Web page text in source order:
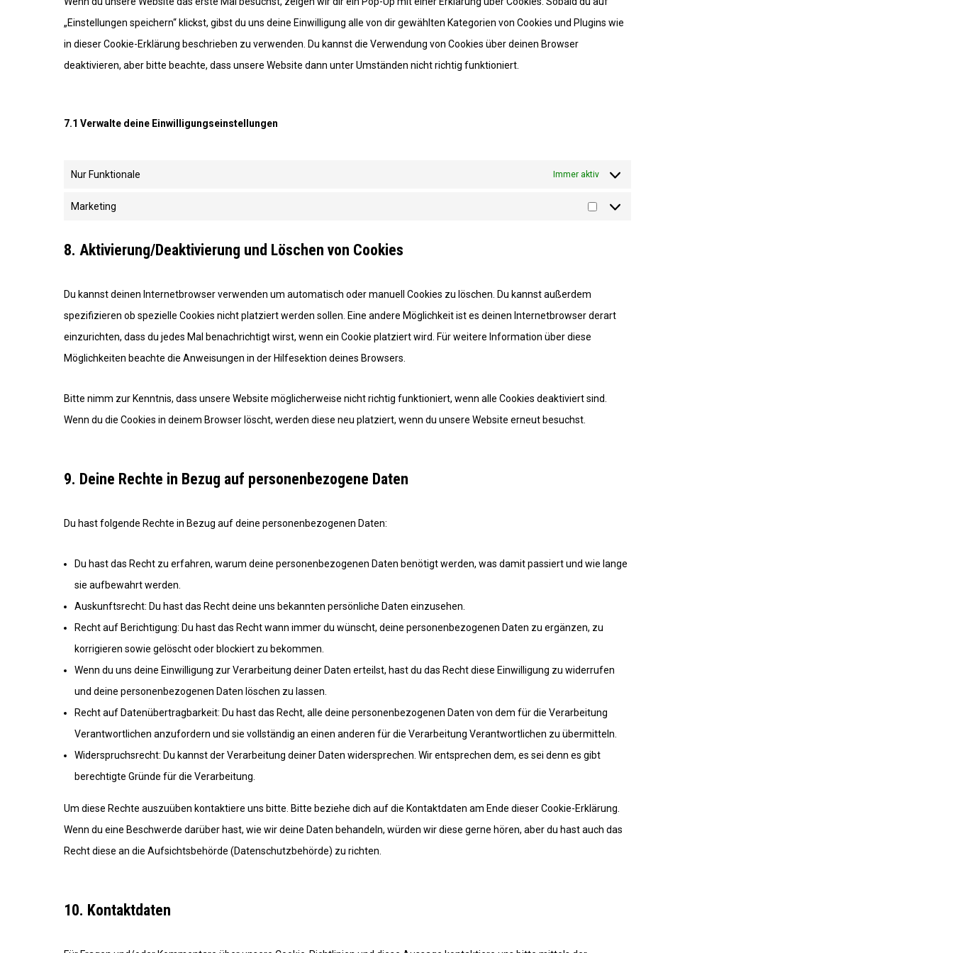
„Einstellungen speichern“ klickst, gibst du uns deine Einwilligung alle von dir gewählten Kategorien von Cookies und Plugins wie
in dieser Cookie-Erklärung beschrieben zu verwenden. Du kannst die Verwendung von Cookies über deinen Browser
deaktivieren, aber bitte beachte, dass unsere Website dann unter Umständen nicht richtig funktioniert.
7.1 Verwalte deine Einwilligungseinstellungen
Nur Funktionale Immer aktiv
Marketing
8. Aktivierung/Deaktivierung und Löschen von Cookies
Du kannst deinen Internetbrowser verwenden um automatisch oder manuell Cookies zu löschen. Du kannst außerdem
spezifizieren ob spezielle Cookies nicht platziert werden sollen. Eine andere Möglichkeit ist es deinen Internetbrowser derart
einzurichten, dass du jedes Mal benachrichtigt wirst, wenn ein Cookie platziert wird. Für weitere Information über diese
Möglichkeiten beachte die Anweisungen in der Hilfesektion deines Browsers.
Bitte nimm zur Kenntnis, dass unsere Website möglicherweise nicht richtig funktioniert, wenn alle Cookies deaktiviert sind.
Wenn du die Cookies in deinem Browser löscht, werden diese neu platziert, wenn du unsere Website erneut besuchst.
9. Deine Rechte in Bezug auf personenbezogene Daten
Du hast folgende Rechte in Bezug auf deine personenbezogenen Daten:
Du hast das Recht zu erfahren, warum deine personenbezogenen Daten benötigt werden, was damit passiert und wie lange
sie aufbewahrt werden.
Auskunftsrecht: Du hast das Recht deine uns bekannten persönliche Daten einzusehen.
Recht auf Berichtigung: Du hast das Recht wann immer du wünscht, deine personenbezogenen Daten zu ergänzen, zu
korrigieren sowie gelöscht oder blockiert zu bekommen.
Wenn du uns deine Einwilligung zur Verarbeitung deiner Daten erteilst, hast du das Recht diese Einwilligung zu widerrufen
und deine personenbezogenen Daten löschen zu lassen.
Recht auf Datenübertragbarkeit: Du hast das Recht, alle deine personenbezogenen Daten von dem für die Verarbeitung
Verantwortlichen anzufordern und sie vollständig an einen anderen für die Verarbeitung Verantwortlichen zu übermitteln.
Widerspruchsrecht: Du kannst der Verarbeitung deiner Daten widersprechen. Wir entsprechen dem, es sei denn es gibt
berechtigte Gründe für die Verarbeitung.
Um diese Rechte auszuüben kontaktiere uns bitte. Bitte beziehe dich auf die Kontaktdaten am Ende dieser Cookie-Erklärung.
Wenn du eine Beschwerde darüber hast, wie wir deine Daten behandeln, würden wir diese gerne hören, aber du hast auch das
Recht diese an die Aufsichtsbehörde (Datenschutzbehörde) zu richten.
10. Kontaktdaten